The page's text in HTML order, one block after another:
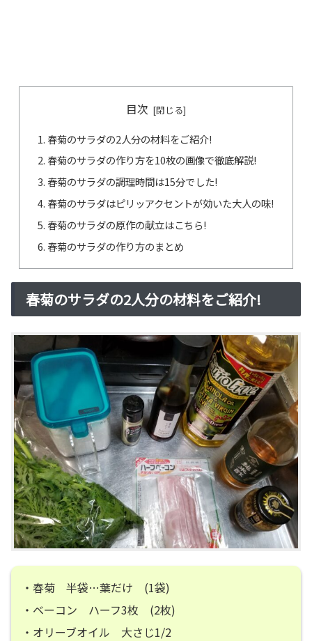
目次
春菊のサラダの2人分の材料をご紹介!
春菊のサラダの作り方を10枚の画像で徹底解説!
春菊のサラダの調理時間は15分でした!
春菊のサラダはピリッアクセントが効いた大人の味!
春菊のサラダの原作の献立はこちら!
春菊のサラダの作り方のまとめ
春菊のサラダの2人分の材料をご紹介!
・春菊 半袋…葉だけ (1袋)
・ベーコン ハーフ3枚 (2枚)
・オリーブオイル 大さじ1/2